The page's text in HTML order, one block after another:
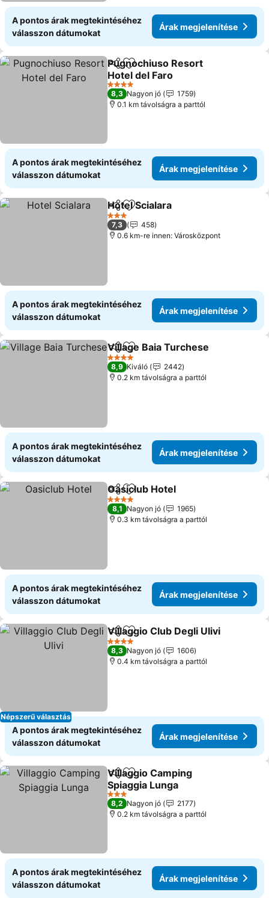
A pontos árak megtekintéséhez
válasszon dátumokat
Árak megjelenítése
Megosztás
Hozzáadás a kedvencekhez
Pugnochiuso Resort
Hotel del Faro
4 Kategória
8,3 Nagyon jó
1759
0.1 km távolságra a parttól
A pontos árak megtekintéséhez
válasszon dátumokat
Árak megjelenítése
Megosztás
Hozzáadás a kedvencekhez
Hotel Scialara
3 Kategória
7,3
458
0.6 km-re innen: Városközpont
A pontos árak megtekintéséhez
válasszon dátumokat
Árak megjelenítése
Megosztás
Hozzáadás a kedvencekhez
Village Baia Turchese
4 Kategória
8,9 Kiváló
2442
0.2 km távolságra a parttól
A pontos árak megtekintéséhez
válasszon dátumokat
Árak megjelenítése
Megosztás
Hozzáadás a kedvencekhez
Oasiclub Hotel
4 Kategória
8,1 Nagyon jó
1965
0.3 km távolságra a parttól
A pontos árak megtekintéséhez
válasszon dátumokat
Árak megjelenítése
Népszerű választás
Megosztás
Hozzáadás a kedvencekhez
Villaggio Club Degli Ulivi
4 Kategória
8,3 Nagyon jó
1606
0.4 km távolságra a parttól
A pontos árak megtekintéséhez
válasszon dátumokat
Árak megjelenítése
Megosztás
Hozzáadás a kedvencekhez
Villaggio Camping
Spiaggia Lunga
3 Kategória
8,2 Nagyon jó
2177
0.2 km távolságra a parttól
A pontos árak megtekintéséhez
válasszon dátumokat
Árak megjelenítése